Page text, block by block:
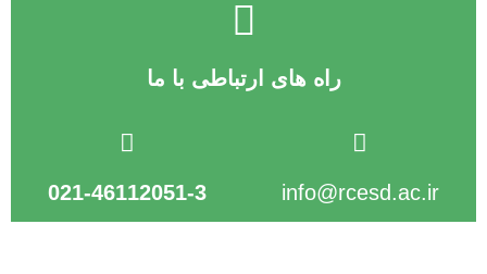
راه های ارتباطی با ما
info@rcesd.ac.ir​
021-46112051-3